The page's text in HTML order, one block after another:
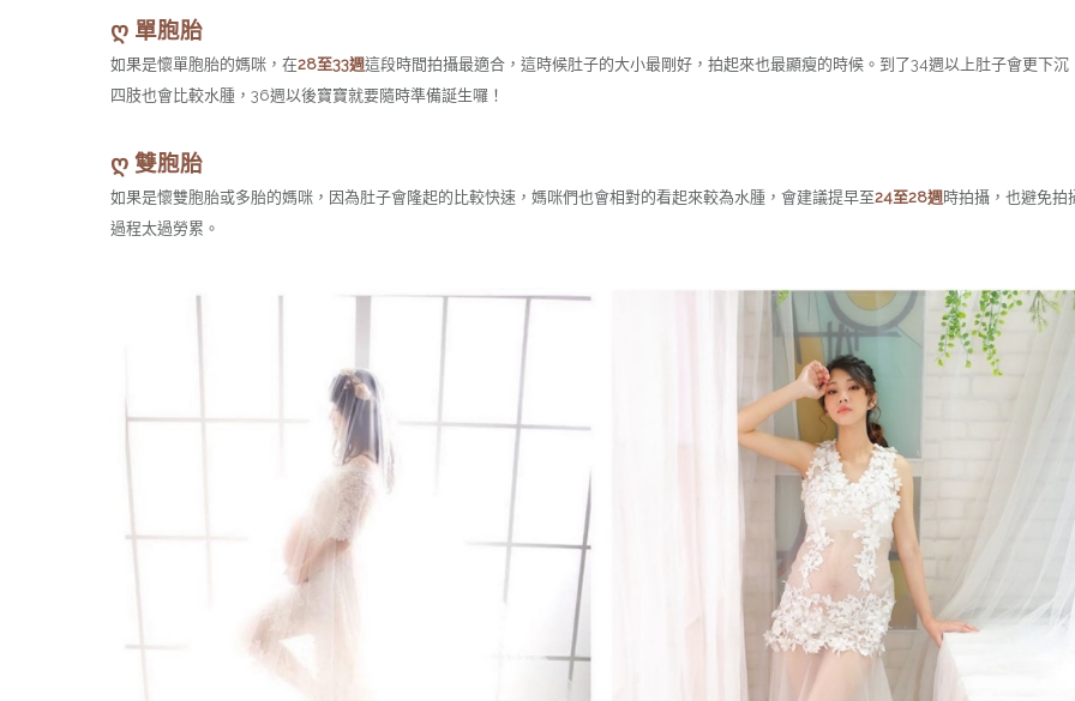
ღ 單胞胎
如果是懷單胞胎的媽咪，在28至33週這段時間拍攝最適合，這時候肚子的大小最剛好，拍起來也最顯瘦的時候。到了34週以上肚子會更下沉
四肢也會比較水腫，36週以後寶寶就要隨時準備誕生囉！
ღ 雙胞胎
如果是懷雙胞胎或多胎的媽咪，因為肚子會隆起的比較快速，媽咪們也會相對的看起來較為水腫，會建議提早至24至28週時拍攝，也避免拍
過程太過勞累。